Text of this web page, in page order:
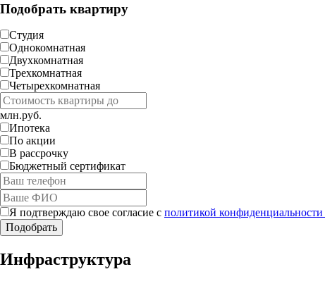
Подобрать квартиру
Студия
Однокомнатная
Двухкомнатная
Трехкомнатная
Четырехкомнатная
млн.руб.
Ипотека
По акции
В рассрочку
Бюджетный сертификат
Я подтверждаю свое согласие с политикой
Инфраструктура